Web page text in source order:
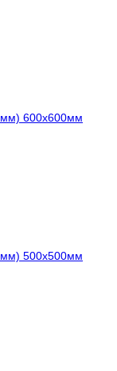
600х600мм
500х500мм